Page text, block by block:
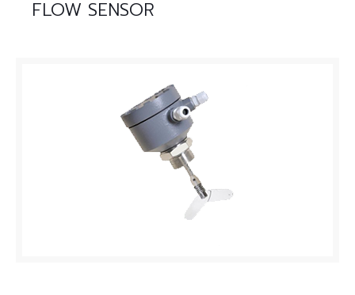
FLOW SENSOR